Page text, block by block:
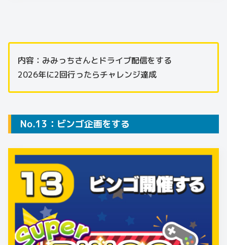
内容：みみっちさんとドライブ配信をする
2026年に2回行ったらチャレンジ達成
No.13：ビンゴ企画をする